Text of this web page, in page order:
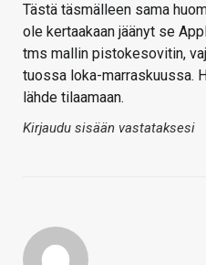
Tästä täsmälleen sama
ole kertaakaan jäänyt se
tms mallin pistokesovitin,
tuossa loka-marraskuussa.
lähde tilaamaan.
Kirjaudu sisään vastataksesi